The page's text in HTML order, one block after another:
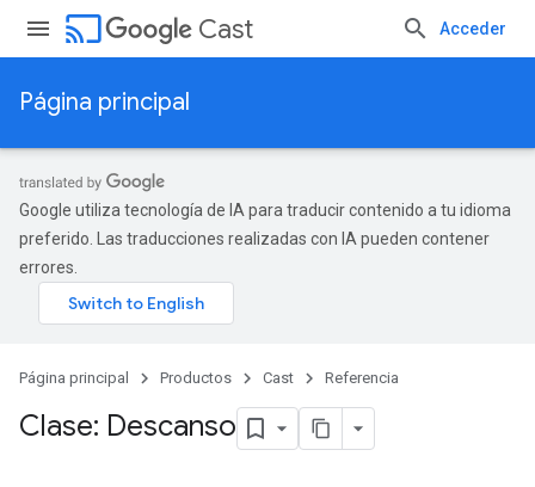
cast Cast Acceder
Página principal
Google utiliza tecnología de IA para traducir contenido a tu idioma
preferido. Las traducciones realizadas con IA pueden contener
errores.
Página principal Productos Cast Referencia
Clase: Descanso